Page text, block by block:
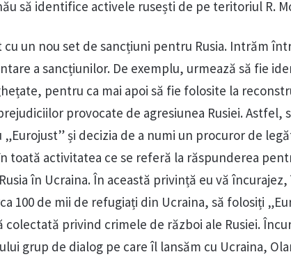
să identifice activele rusești de pe teritoriul R.
cu un nou set de sancțiuni pentru Rusia. Intrăm
a sancțiunilor. De exemplu, urmează să fie
pentru ca mai apoi să fie folosite la
provocate de agresiunea Rusiei. Astfel,
„Eurojust” și decizia de a numi un procuror de
toată activitatea ce se referă la răspunderea
în Ucraina. În această privință eu vă
100 de mii de refugiați din Ucraina, să folosiți
colectată privind crimele de război ale Rusiei.
grup de dialog pe care îl lansăm cu Ucraina,